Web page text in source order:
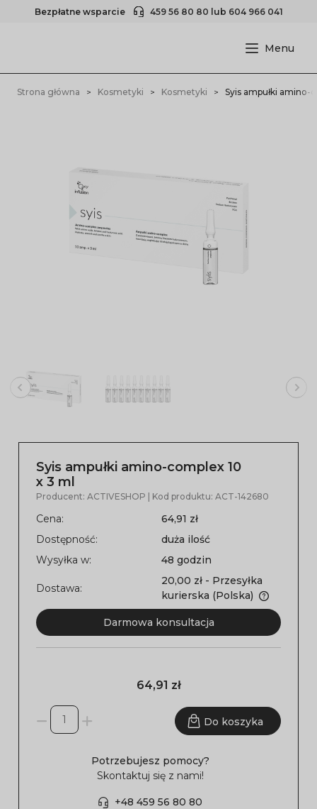
Bezpłatne wsparcie 459 56 80 80 lub 604 966 041
Strona główna Kosmetyki Kosmetyki Syis ampułki amino-
Syis ampułki amino-complex 10
x 3 ml
Producent: ACTIVESHOP | Kod produktu: ACT-142680
Cena:
64,91 zł
Dostępność:
duża ilość
Wysyłka w:
48 godzin
Dostawa:
20,00 zł - Przesyłka
kurierska (Polska)
Darmowa konsultacja
64,91 zł
Do koszyka
Potrzebujesz pomocy?
Skontaktuj się z nami!
+48 459 56 80 80